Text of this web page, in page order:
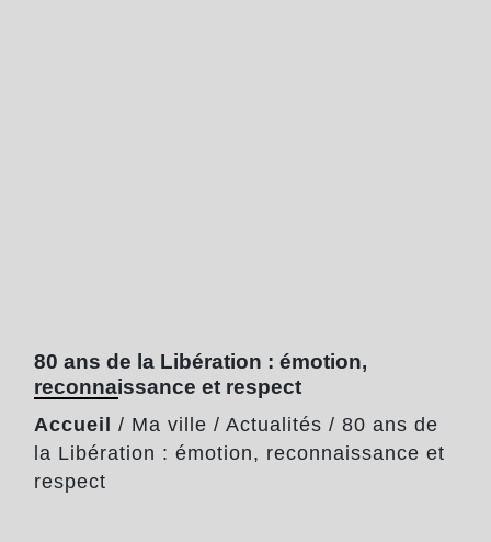
80 ans de la Libération : émotion,
reconnaissance et respect
Accueil / Ma ville / Actualités / 80 ans de
la Libération : émotion, reconnaissance et
respect